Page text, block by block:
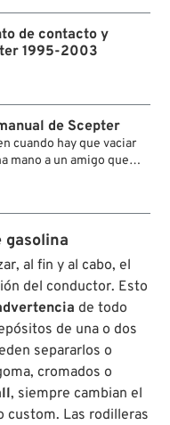
de contacto y
1995-2003
de Scepter
cuando hay que vaciar
mano a un amigo que
Simplemente
presiona la bomba un
fluirá. (Atención a la
disolventes y gasolina,
y válvulas
La bomba es apta
gasolina
al fin y al cabo, el
del conductor. Esto
de todo
de una o dos
separarlos o
cromados o
, siempre cambian el
custom. Las rodilleras